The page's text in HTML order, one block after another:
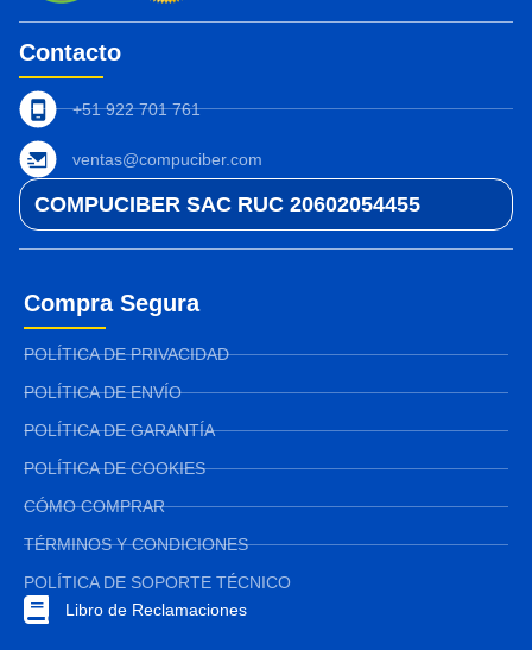
Contacto
+51 922 701 761
ventas@compuciber.com
COMPUCIBER SAC RUC 20602054455
Compra Segura
POLÍTICA DE PRIVACIDAD
POLÍTICA DE ENVÍO
POLÍTICA DE GARANTÍA
POLÍTICA DE COOKIES
CÓMO COMPRAR
TÉRMINOS Y CONDICIONES
POLÍTICA DE SOPORTE TÉCNICO
Libro de Reclamaciones